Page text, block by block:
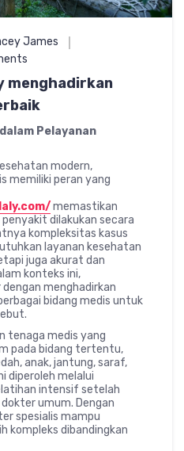
James
menghadirkan
Pelayanan
modern,
memiliki peran yang
memastikan
dilakukan secara
kompleksitas kasus
layanan kesehatan
juga akurat dan
konteks ini,
dengan menghadirkan
bidang medis untuk
tenaga medis yang
pada bidang tertentu,
anak, jantung, saraf,
diperoleh melalui
intensif setelah
umum. Dengan
spesialis mampu
kompleks dibandingkan